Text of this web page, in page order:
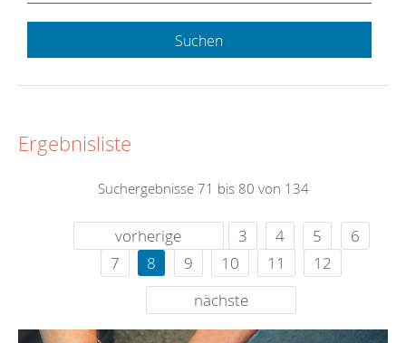
Suchen
Ergebnisliste
Suchergebnisse 71 bis 80 von 134
vorherige 3 4 5
6
7
8 9 10 11
12
nächste